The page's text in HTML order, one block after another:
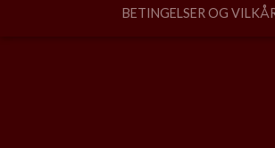
BETINGELSER OG